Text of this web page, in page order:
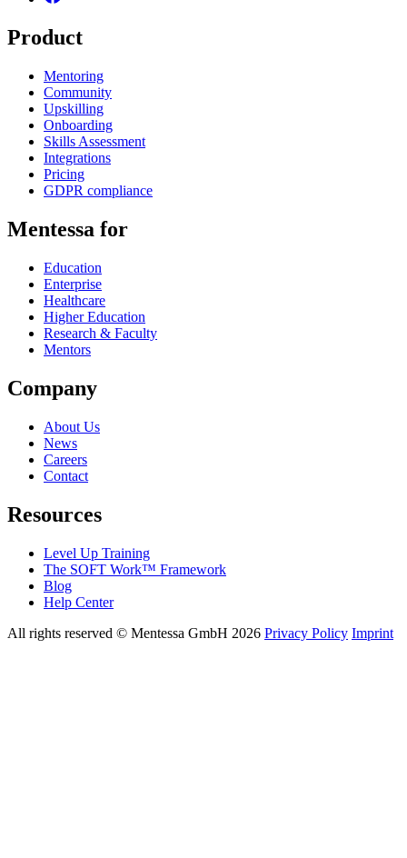
Product
Mentoring
Community
Upskilling
Onboarding
Skills Assessment
Integrations
Pricing
GDPR compliance
Mentessa for
Education
Enterprise
Healthcare
Higher Education
Research & Faculty
Mentors
Company
About Us
News
Careers
Contact
Resources
Level Up Training
The SOFT Work™ Framework
Blog
Help Center
All rights reserved © Mentessa GmbH 2026 Privacy Policy Imprint